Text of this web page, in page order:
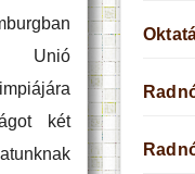
Unió
két